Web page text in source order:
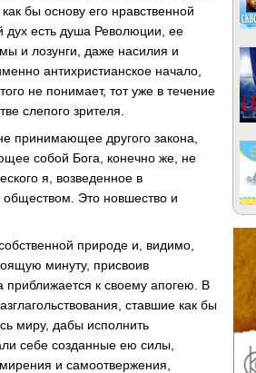
бы основу его нравственной
дух есть душа Революции, ее
и лозунги, даже насилия и
антихристианское начало,
не понимает, тот уже в течение
слепого зрителя.
принимающее другого закона,
собой Бога, конечно же, не
я, возведенное в
Это новшество и
природе и, видимо,
минуту, присвоив
приближается к своему апогею. В
ставшие как бы
миру, дабы исполнить
себе созданные ею силы,
и самоотвержения,